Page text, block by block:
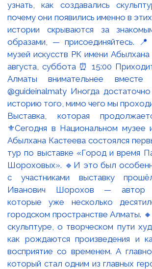
Выставка, которая
⚜️Сегодня в Национальном музее
Абылхана Кастеева состоялся
тур по выставке «Город и время
Шороховых». 🔹И это был
с участниками выставку
Иванович Шорохов — автор
которые уже несколько
городском пространстве Алматы.
скульптуре, о творческом пути
как рождаются произведения и
восприятие со временем. А
который стал одним из главных